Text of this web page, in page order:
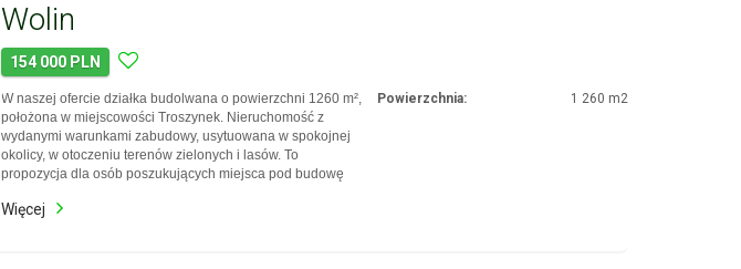
Wolin
154 000 PLN
W naszej ofercie działka budolwana o powierzchni 1260 m²,
położona w miejscowości Troszynek. Nieruchomość z
wydanymi warunkami zabudowy, usytuowana w spokojnej
okolicy, w otoczeniu terenów zielonych i lasów. To
propozycja dla osób poszukujących miejsca pod budowę
dogodnym dojazdem do większych
Powierzchnia: 1 260 m2
Więcej